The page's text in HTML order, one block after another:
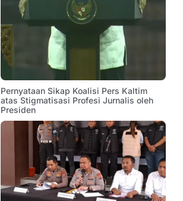
Pernyataan Sikap Koalisi Pers Kaltim
atas Stigmatisasi Profesi Jurnalis oleh
Presiden